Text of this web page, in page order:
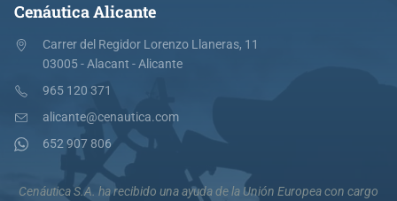
Cenáutica Alicante
Carrer del Regidor Lorenzo Llaneras, 11
03005 - Alacant - Alicante
965 120 371
alicante@cenautica.com
652 907 806
Cenáutica S.A. ha recibido una ayuda de la Unión Europea con cargo